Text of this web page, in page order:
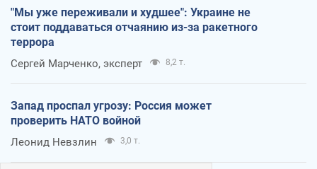
"Мы уже переживали и худшее": Украине не
стоит поддаваться отчаянию из-за ракетного
террора
Сергей Марченко, эксперт 8,2 т.
Запад проспал угрозу: Россия может
проверить НАТО войной
Леонид Невзлин 3,0 т.